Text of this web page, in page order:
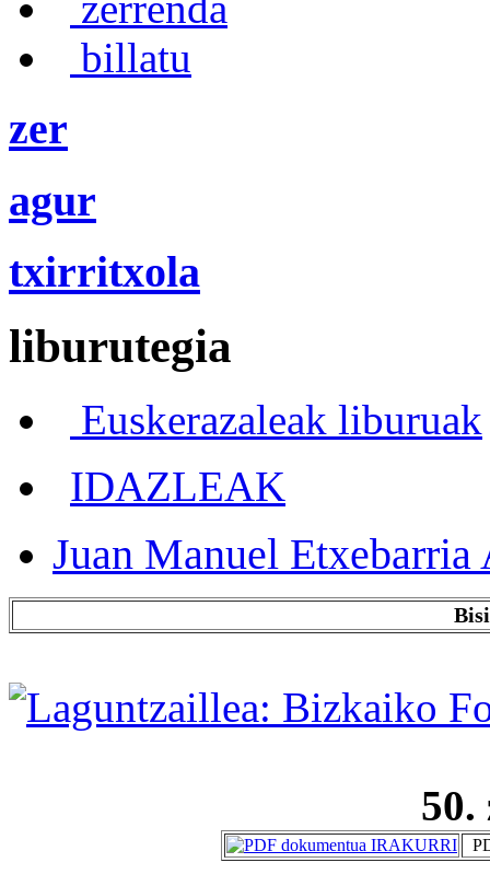
billatu
zer
agur
txirritxola
liburutegia
Euskerazaleak liburuak
IDAZLEAK
Juan Manuel Etxebarria
50.